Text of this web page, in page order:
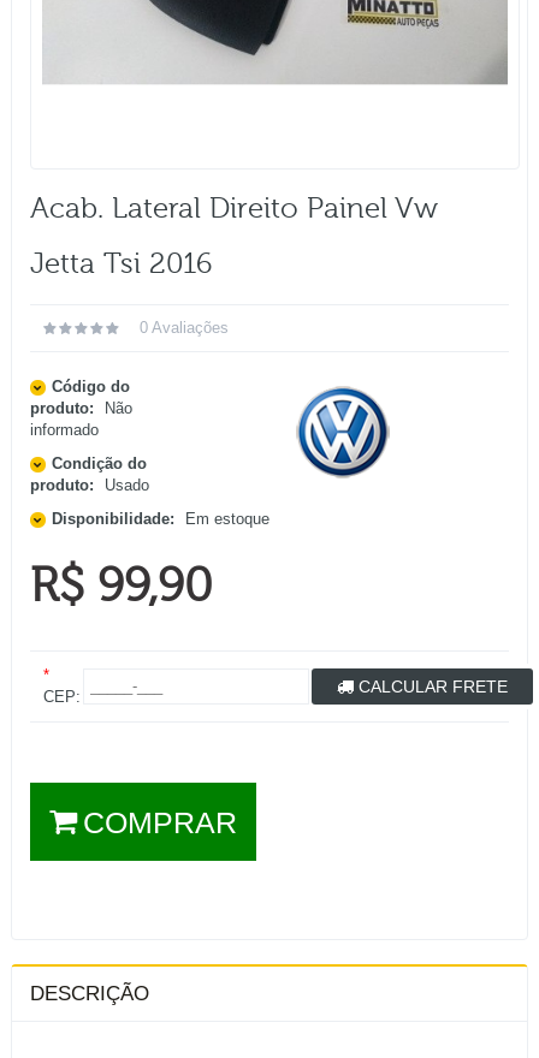
Acab. Lateral Direito Painel Vw
Jetta Tsi 2016
0 Avaliações
Código do
produto:
Não
informado
Condição do
produto:
Usado
Disponibilidade:
Em estoque
R$ 99,90
*
CEP:
CALCULAR FRETE
COMPRAR
DESCRIÇÃO